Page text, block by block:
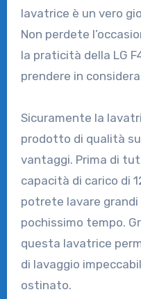
lavatrice è un vero
Non perdete
la praticità della LG
prendere in
Sicuramente la
prodotto di qualità
vantaggi. Prima di
capacità di carico di
potrete lavare
pochissimo tempo.
questa lavatrice
di lavaggio
ostinato.